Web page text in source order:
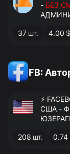
- БЕЗ
37 шт. 4.00 $
FB:
⚡️
США -
208 шт. 0.74